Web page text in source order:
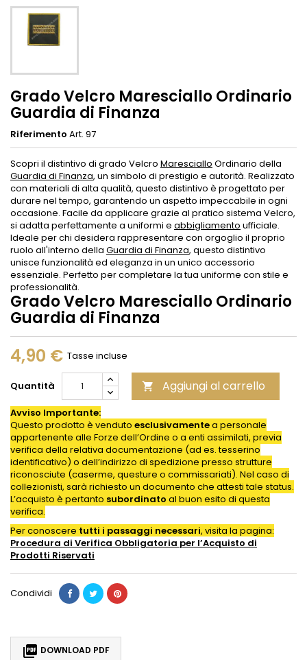
Grado Velcro Maresciallo Ordinario
Guardia di Finanza
Riferimento Art. 97
Scopri il distintivo di grado Velcro Maresciallo Ordinario della
Guardia di Finanza, un simbolo di prestigio e autorità. Realizzato
con materiali di alta qualità, questo distintivo è progettato per
durare nel tempo, garantendo un aspetto impeccabile in ogni
occasione. Facile da applicare grazie al pratico sistema Velcro,
si adatta perfettamente a uniformi e abbigliamento ufficiale.
Ideale per chi desidera rappresentare con orgoglio il proprio
ruolo all'interno della Guardia di Finanza, questo distintivo
unisce funzionalità ed eleganza in un unico accessorio
essenziale. Perfetto per completare la tua uniforme con stile e
professionalità.
Grado Velcro Maresciallo Ordinario
Guardia di Finanza
4,90 € Tasse incluse
Quantità  Aggiungi al carrello
Avviso Importante:
Questo prodotto è venduto esclusivamentea personale
appartenente alle Forze dell’Ordine o a enti assimilati, previa
verifica della relativa documentazione (ad es. tesserino
identificativo) o dell’indirizzo di spedizione presso strutture
riconosciute (caserme, questure o commissariati). Nel caso di
collezionisti, sarà richiesto un documento che attesti tale status.
L’acquisto è pertanto subordinato al buon esito di questa
verifica.
Per conoscere tutti i passaggi necessari, visita la pagina:
Procedura di Verifica Obbligatoria per l’Acquisto di
Prodotti Riservati
Condividi
 DOWNLOAD PDF